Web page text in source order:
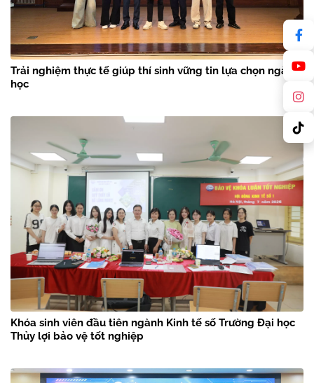
Trải nghiệm thực tế giúp thí sinh vững tin lựa chọn ngành
học
Khóa sinh viên đầu tiên ngành Kinh tế số Trường Đại học
Thủy lợi bảo vệ tốt nghiệp